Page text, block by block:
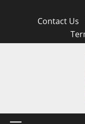
Contact Us